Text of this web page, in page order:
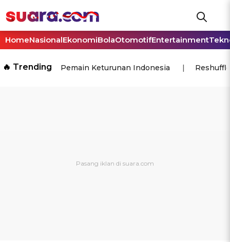
HomeNasionalEkonomiBolaOtomotifEntertainment
🔥 Trending Pemain Keturunan Indonesia